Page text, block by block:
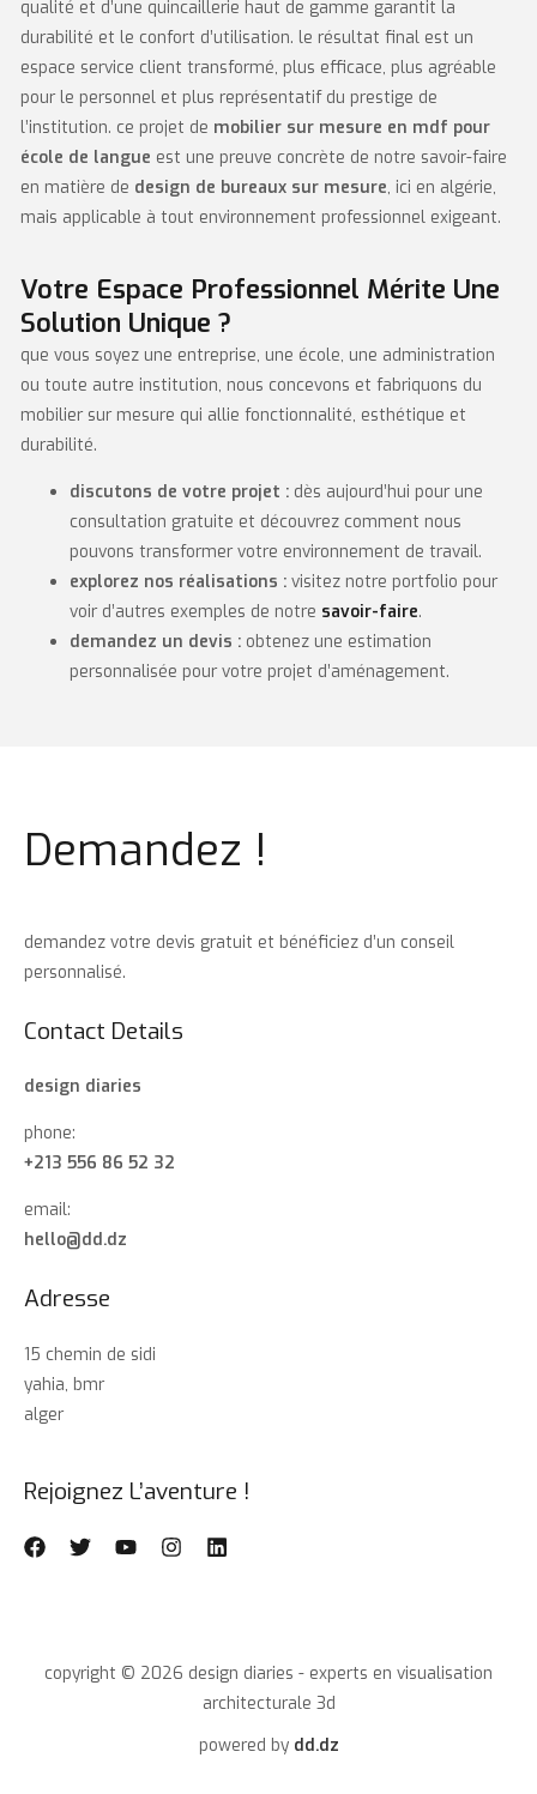
qualité et d’une quincaillerie haut de gamme garantit la
durabilité et le confort d’utilisation. le résultat final est un
espace service client transformé, plus efficace, plus agréable
pour le personnel et plus représentatif du prestige de
l’institution. ce projet de mobilier sur mesure en mdf pour
école de langue est une preuve concrète de notre savoir-faire
en matière de design de bureaux sur mesure, ici en algérie,
mais applicable à tout environnement professionnel exigeant.
Votre Espace Professionnel Mérite Une
Solution Unique ?
que vous soyez une entreprise, une école, une administration
ou toute autre institution, nous concevons et fabriquons du
mobilier sur mesure qui allie fonctionnalité, esthétique et
durabilité.
discutons de votre projet : dès aujourd’hui pour une
consultation gratuite et découvrez comment nous
pouvons transformer votre environnement de travail.
explorez nos réalisations : visitez notre portfolio pour
voir d’autres exemples de notre savoir-faire.
demandez un devis : obtenez une estimation
personnalisée pour votre projet d’aménagement.
Demandez !
demandez votre devis gratuit et bénéficiez d’un conseil
personnalisé.
Contact Details
design diaries
phone:
+213 556 86 52 32
email:
hello@dd.dz
Adresse
15 chemin de sidi
yahia, bmr
alger
Rejoignez L’aventure !
copyright © 2026 design diaries - experts en visualisation
architecturale 3d
powered by dd.dz